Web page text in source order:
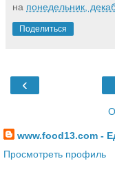
на понедельник,
Поделиться
‹
www.food13.com -
Просмотреть профиль